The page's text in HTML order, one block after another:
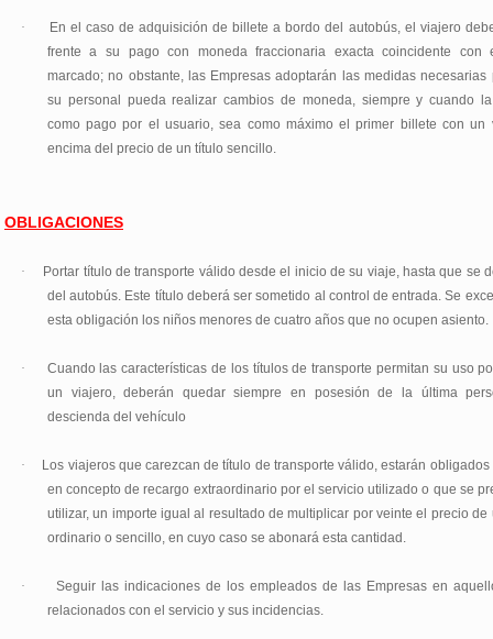
·
En el caso de adquisición de billete a bordo del autobús, el viajero
frente a su pago con moneda fraccionaria exacta coincidente con
marcado; no obstante, las Empresas adoptarán las medidas necesarias
su personal pueda realizar cambios de moneda, siempre y cuando
como pago por el usuario, sea como máximo el primer billete con un
encima del precio de un título sencillo.
OBLIGACIONES
·
Portar título de transporte válido desde el inicio de su viaje, hasta que se
del autobús. Este título deberá ser sometido al control de entrada. Se
esta obligación los niños menores de cuatro años que no ocupen asiento.
·
Cuando las características de los títulos de transporte permitan su uso
un viajero, deberán quedar siempre en posesión de la última
descienda del vehículo
·
Los viajeros que carezcan de título de transporte válido, estarán
en concepto de recargo extraordinario por el servicio utilizado o que se
utilizar, un importe igual al resultado de multiplicar por veinte el precio de
ordinario o sencillo, en cuyo caso se abonará esta cantidad.
·
Seguir las indicaciones de los empleados de las Empresas en
relacionados con el servicio y sus incidencias.